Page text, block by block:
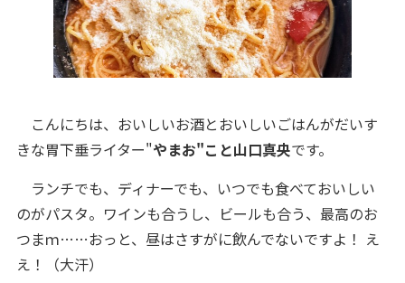
こんにちは、おいしいお酒とおいしいごはんがだいす
きな胃下垂ライター"やまお"こと山口真央です。
ランチでも、ディナーでも、いつでも食べておいしい
のがパスタ。ワインも合うし、ビールも合う、最高のお
つまｍ……おっと、昼はさすがに飲んでないですよ！ え
え！（大汗）